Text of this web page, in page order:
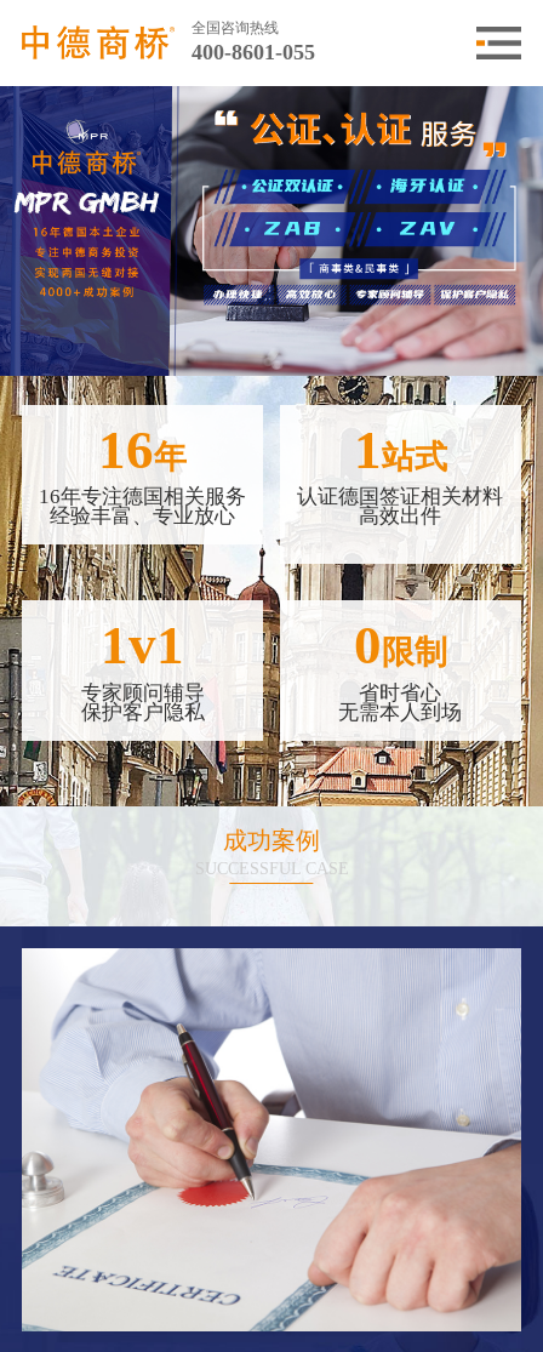
全国咨询热线
400-8601-055
16年
16年专注德国相关服务
经验丰富、专业放心
1站式
认证德国签证相关材料
高效出件
1v1
专家顾问辅导
保护客户隐私
0 限制
省时省心
无需本人到场
成功案例
SUCCESSFUL CASE